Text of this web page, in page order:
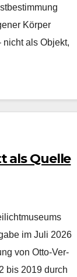
Kör­p­er
als Objekt,
als Quelle
im Juli 2026
von Otto-Ver­
bis 2019 durch